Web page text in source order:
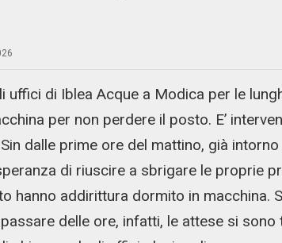
uffici di Iblea Acque a Modica per le
per non perdere il posto. E’
dalle prime ore del mattino, già
di riuscire a sbrigare le proprie
hanno addirittura dormito in macchina.
delle ore, infatti, le attese si